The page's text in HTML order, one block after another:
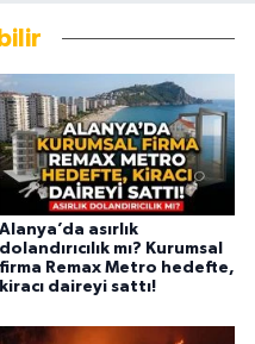
Alanya’da asırlık
dolandırıcılık mı? Kurumsal
firma Remax Metro hedefte,
kiracı daireyi sattı!